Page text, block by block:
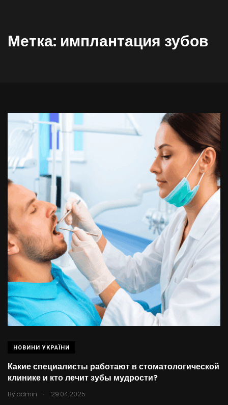
Метка: имплантация зубов
НОВИНИ УКРАЇНИ
Какие специалисты работают в стоматологической
клинике и кто лечит зубы мудрости?
By admin . 29.04.2025